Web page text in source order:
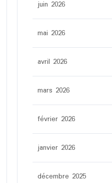
juin 2026
mai 2026
avril 2026
mars 2026
février 2026
janvier 2026
décembre 2025